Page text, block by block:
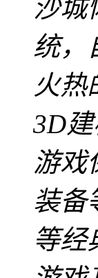
沙城
统，
火热
3D
游戏
装备
等经